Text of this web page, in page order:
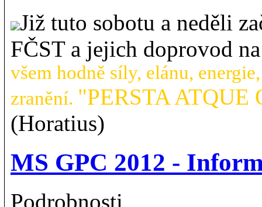
Již tuto sobotu a neděli
FČST a jejich doprovod
všem hodně síly, elánu,
zranění. "PERSTA
(Horatius)
MS GPC 2012 -
Podrobnosti